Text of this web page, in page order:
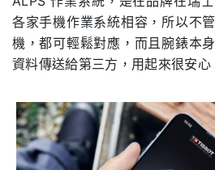
各家手機作業系統相容，所以不
機，都可輕鬆對應，而且腕錶本
資料傳送給第三方，用起來很安心